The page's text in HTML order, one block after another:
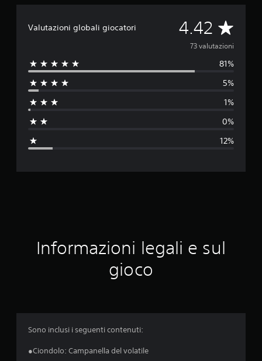
Valutazioni globali giocatori 4.42 V
a
u
a
i
e
73 valutazioni
81%
5%
1%
0%
12%
Informazioni legali e sul
gioco
Sono inclusi i seguenti contenuti:
●Ciondolo: Campanella del volatile